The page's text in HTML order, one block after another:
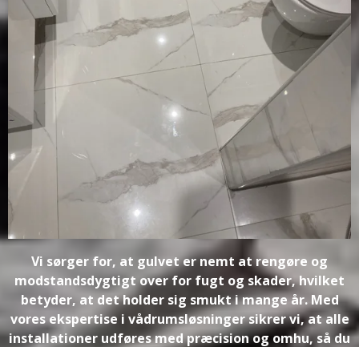
Vi sørger for, at gulvet er nemt at rengøre og
modstandsdygtigt over for fugt og skader, hvilket
betyder, at det holder sig smukt i mange år. Med
vores ekspertise i vådrumsløsninger sikrer vi, at alle
installationer udføres med præcision og omhu, så du